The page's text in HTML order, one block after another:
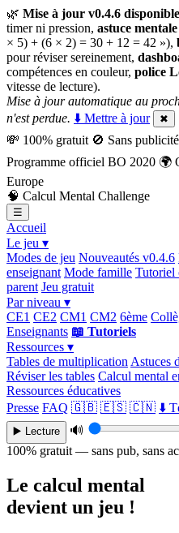
🌿 Mise à jour v0.4.6
timer ni pression, astuce mentale
× 5) + (6 × 2) = 30 + 12 = 42 »),
pour réviser sereinement,
compétences en couleur, police
vitesse de lecture).
Mise à jour automatique au
n'est perdue. ⬇️ Mettre à jour ✖
💸 100% gratuit 🚫 Sans publicité
Programme officiel BO 2020 🌍
Europe
🧠 Calcul Mental Challenge
☰
Accueil
Le jeu ▾
Modes de jeu Nouveautés v0.4.6
enseignant Mode famille Tutoriel
parent Jeu gratuit
Par niveau ▾
CE1 CE2 CM1 CM2 6ème
Enseignants 📖 Tutoriels
Ressources ▾
Tables de multiplication Astuces
Réviser les tables Calcul mental
Ressources éducatives
Presse FAQ 🇬🇧 🇪🇸 🇨🇳 ⬇️
▶️ Lecture
🔊
100% gratuit — sans pub, sans
Le calcul mental
devient un jeu !